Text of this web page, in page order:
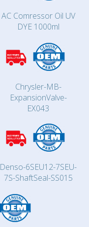
AC Comressor Oil UV
DYE 1000ml
Chrysler-MB-
ExpansionValve-
EX043
Denso-6SEU12-7SEU-
7S-ShaftSeal-SS015